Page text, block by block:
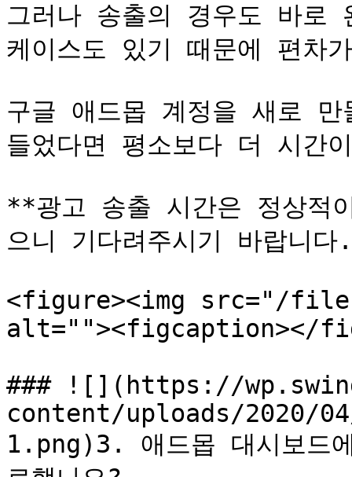
그러나 송출의 경우도 바로
케이스도 있기 때문에 편차
구글 애드몹 계정을 새로
들었다면 평소보다 더 시간
**광고 송출 시간은 정상적
으니 기다려주시기 바랍니
<figure><img src="/files/
alt=""><figcaption></
### ![](https://
content/uploads/2020/04/
1.png)3. 애드몹 대시보드